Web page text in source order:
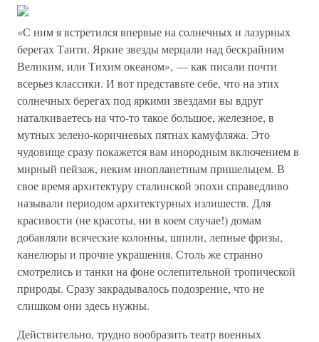
«С ним я встретился впервые на солнечных и лазурных
берегах Таити. Яркие звезды мерцали над бескрайним
Великим, или Тихим океаном», — как писали почти
всерьез классики. И вот представьте себе, что на этих
солнечных берегах под яркими звездами вы вдруг
наталкиваетесь на что-то такое большое, железное, в
мутных зелено-коричневых пятнах камуфляжа. Это
чудовище сразу покажется вам инородным включением в
мирный пейзаж, неким инопланетным пришельцем. В
свое время архитектуру сталинской эпохи справедливо
называли периодом архитектурных излишеств. Для
красивости (не красоты, ни в коем случае!) домам
добавляли всяческие колонны, шпили, лепные фризы,
канелюры и прочие украшения. Столь же странно
смотрелись и танки на фоне ослепительной тропической
природы. Сразу закрадывалось подозрение, что не
слишком они здесь нужны.
Действительно, трудно вообразить театр военных